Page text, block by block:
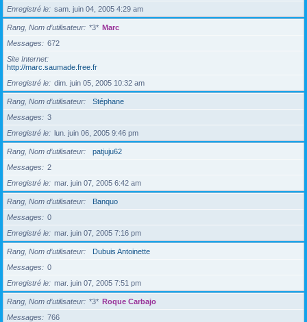
Enregistré le
sam. juin 04, 2005 4:29 am
Rang, Nom d’utilisateur *3* Marc
Messages
672
Site Internet
http://marc.saumade.free.fr
Enregistré le
dim. juin 05, 2005 10:32 am
Rang, Nom d’utilisateur
Stéphane
Messages
3
Enregistré le
lun. juin 06, 2005 9:46 pm
Rang, Nom d’utilisateur
patjuju62
Messages
2
Enregistré le
mar. juin 07, 2005 6:42 am
Rang, Nom d’utilisateur
Banquo
Messages
0
Enregistré le
mar. juin 07, 2005 7:16 pm
Rang, Nom d’utilisateur
Dubuis Antoinette
Messages
0
Enregistré le
mar. juin 07, 2005 7:51 pm
Rang, Nom d’utilisateur *3* Roque Carbajo
Messages
766